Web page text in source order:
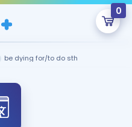
0
An Boş.
onlarca eğitim seni
be dying for/to do sth